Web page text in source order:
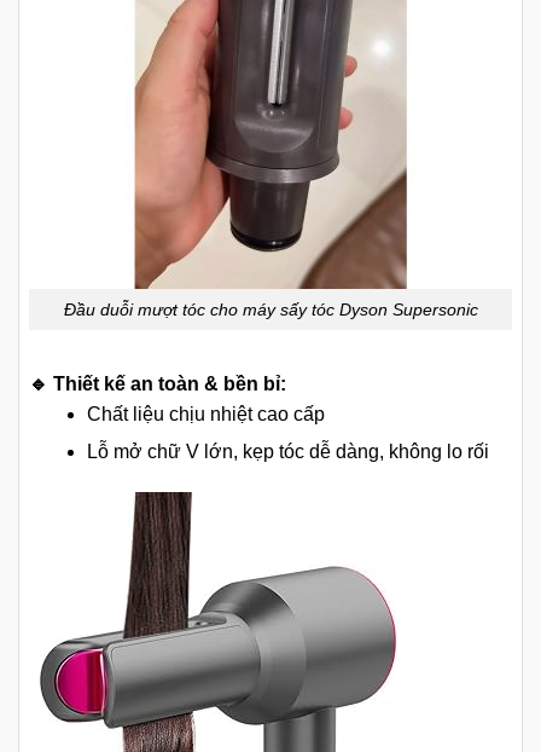
Đầu duỗi mượt tóc cho máy sấy tóc Dyson Supersonic
🔹 Thiết kế an toàn & bền bỉ:
Chất liệu chịu nhiệt cao cấp
Lỗ mở chữ V lớn, kẹp tóc dễ dàng, không lo rối